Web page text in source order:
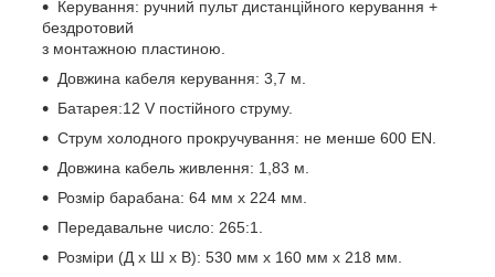
Керування: ручний пульт дистанційного керування +
бездротовий
з монтажною пластиною.
Довжина кабеля керування: 3,7 м.
Батарея:12 V постійного струму.
Струм холодного прокручування: не менше 600 EN.
Довжина кабель живлення: 1,83 м.
Розмір барабана: 64 мм x 224 мм.
Передавальне число: 265:1.
Розміри (Д х Ш х В): 530 мм х 160 мм х 218 мм.